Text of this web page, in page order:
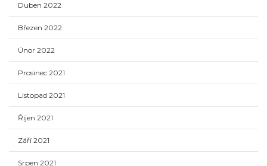
Duben 2022
Březen 2022
Únor 2022
Prosinec 2021
Listopad 2021
Říjen 2021
Září 2021
Srpen 2021